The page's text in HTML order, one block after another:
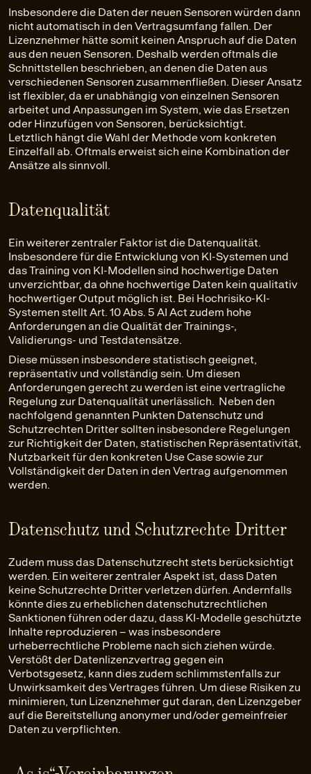
Insbesondere die Daten der neuen Sensoren würden dann
nicht automatisch in den Vertragsumfang fallen. Der
Lizenznehmer hätte somit keinen Anspruch auf die Daten
aus den neuen Sensoren. Deshalb werden oftmals die
Schnittstellen beschrieben, an denen die Daten aus
verschiedenen Sensoren zusammenfließen. Dieser Ansatz
ist flexibler, da er unabhängig von einzelnen Sensoren
arbeitet und Anpassungen im System, wie das Ersetzen
oder Hinzufügen von Sensoren, berücksichtigt.
Letztlich hängt die Wahl der Methode vom konkreten
Einzelfall ab. Oftmals erweist sich eine Kombination der
Ansätze als sinnvoll.
Datenqualität
Ein weiterer zentraler Faktor ist die Datenqualität.
Insbesondere für die Entwicklung von KI-Systemen und
das Training von KI-Modellen sind hochwertige Daten
unverzichtbar, da ohne hochwertige Daten kein qualitativ
hochwertiger Output möglich ist. Bei Hochrisiko-KI-
Systemen stellt Art. 10 Abs. 5 AI Act zudem hohe
Anforderungen an die Qualität der Trainings-,
Validierungs- und Testdatensätze.
Diese müssen insbesondere statistisch geeignet,
repräsentativ und vollständig sein. Um diesen
Anforderungen gerecht zu werden ist eine vertragliche
Regelung zur Datenqualität unerlässlich. Neben den
nachfolgend genannten Punkten Datenschutz und
Schutzrechten Dritter sollten insbesondere Regelungen
zur Richtigkeit der Daten, statistischen Repräsentativität,
Nutzbarkeit für den konkreten Use Case sowie zur
Vollständigkeit der Daten in den Vertrag aufgenommen
werden.
Datenschutz und Schutzrechte Dritter
Zudem muss das Datenschutzrecht stets berücksichtigt
werden. Ein weiterer zentraler Aspekt ist, dass Daten
keine Schutzrechte Dritter verletzen dürfen. Andernfalls
könnte dies zu erheblichen datenschutzrechtlichen
Sanktionen führen oder dazu, dass KI-Modelle geschützte
Inhalte reproduzieren – was insbesondere
urheberrechtliche Probleme nach sich ziehen würde.
Verstößt der Datenlizenzvertrag gegen ein
Verbotsgesetz, kann dies zudem schlimmstenfalls zur
Unwirksamkeit des Vertrages führen. Um diese Risiken zu
minimieren, tun Lizenznehmer gut daran, den Lizenzgeber
auf die Bereitstellung anonymer und/oder gemeinfreier
Daten zu verpflichten.